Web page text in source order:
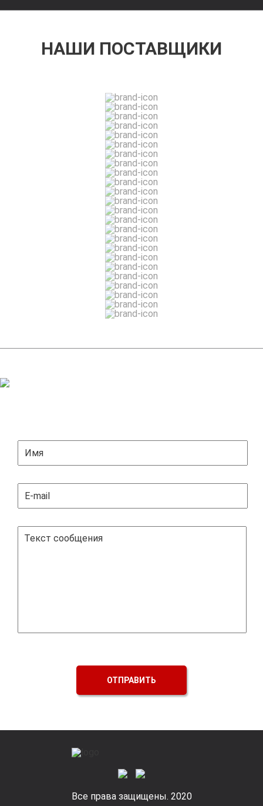
НАШИ ПОСТАВЩИКИ
ОТПРАВИТЬ
Все права защищены. 2020